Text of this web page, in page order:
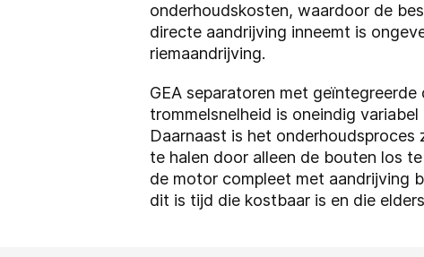
onderhoudskosten, waardoor de
directe aandrijving inneemt is
riemaandrijving.
GEA separatoren met
trommelsnelheid is oneindig
Daarnaast is het
te halen door alleen de bouten los
de motor compleet met aandrijving
dit is tijd die kostbaar is en die